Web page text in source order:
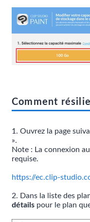
Comment
1. Ouvrez la page
».
Note : La connexion
requise.
https://ec.clip-
2. Dans la liste des
détails pour le plan